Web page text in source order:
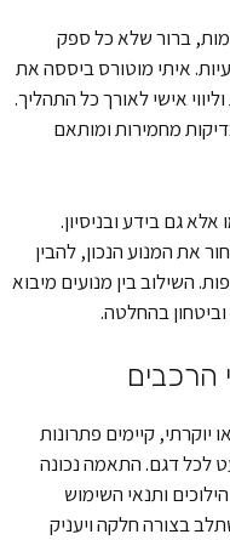
ברור שלא כל ספק
איתי מוטורס ביססה את
אישי לאורך כל התהליך.
מחמירות ומותאם
גם בידע ובניסיון.
את המנוע הנכון, להבין
השילוב בין מנועים מיבוא
וביטחון בהחלטה.
הרכבים
קיימים פתרונות
לכל דגם. התאמה נכונה
ותנאי השימוש
בצורה חלקה ויעניק